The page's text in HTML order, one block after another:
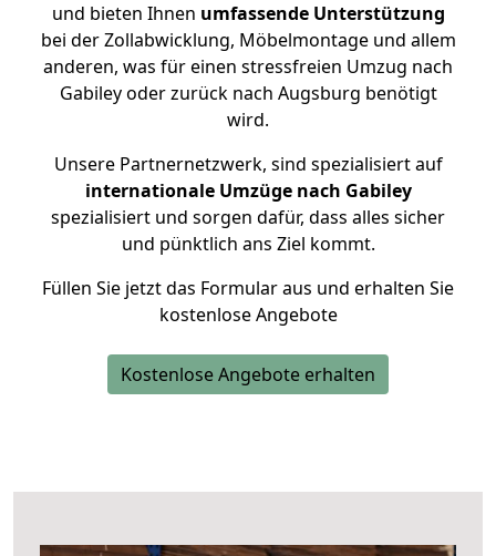
und bieten Ihnen umfassende Unterstützung
bei der Zollabwicklung, Möbelmontage und allem
anderen, was für einen stressfreien Umzug nach
Gabiley oder zurück nach Augsburg benötigt
wird.
Unsere Partnernetzwerk, sind spezialisiert auf
internationale Umzüge nach Gabiley
spezialisiert und sorgen dafür, dass alles sicher
und pünktlich ans Ziel kommt.
Füllen Sie jetzt das Formular aus und erhalten Sie
kostenlose Angebote
Kostenlose Angebote erhalten